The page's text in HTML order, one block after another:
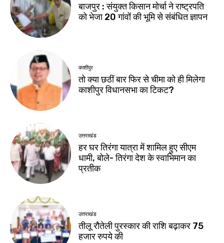
बाजपुर : संयुक्त किसान मोर्चा ने राष्ट्रपति
को भेजा 20 गांवों की भूमि से संबंधित ज्ञापन
काशीपुर
तो क्या छठीं बार फिर से चीमा को ही मिलेगा
काशीपुर विधानसभा का टिकट?
उत्तराखंड
हर घर तिरंगा यात्रा में शामिल हुए सीएम
धामी, बोले- तिरंगा देश के स्वाभिमान का
प्रतीक
उत्तराखंड
तीलू रौतेली पुरस्कार की राशि बढ़ाकर 75
हजार रुपये की